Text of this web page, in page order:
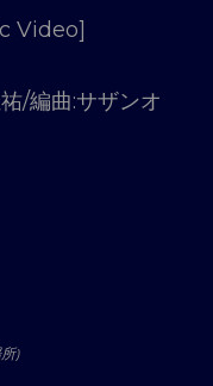
Video]
/編曲:サザンオ
)